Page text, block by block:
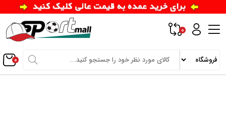
0
0